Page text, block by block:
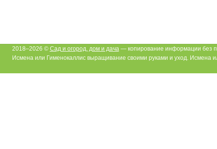
2018–2026 © Сад и огород, дом и дача— копирование информации без
Исмена или Гименокаллис выращивание своими руками и уход. Исмена